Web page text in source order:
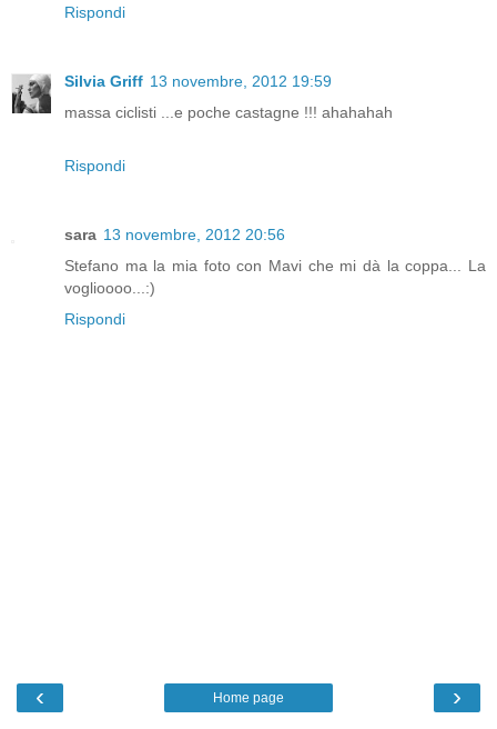
Rispondi
Silvia Griff 13 novembre, 2012 19:59
massa ciclisti ...e poche castagne !!! ahahahah
Rispondi
sara 13 novembre, 2012 20:56
Stefano ma la mia foto con Mavi che mi dà la coppa... La
voglioooo...:)
Rispondi
‹ ›
Home page